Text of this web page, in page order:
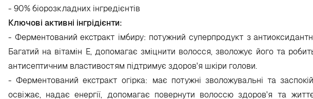
- 90% біорозкладних інгредієнтів
Ключові активні інгрідієнти:
- Ферментований екстракт імбиру: потужний суперпродукт з
Багатий на вітамін Е, допомагає зміцнити волосся, зволожує його та
антисептичним властивостям підтримує здоров'я шкіри голови.
- Ферментований екстракт огірка: має потужні зволожувальні та
освіжає, надає енергії, допомагає повернути волоссю здоров'я та